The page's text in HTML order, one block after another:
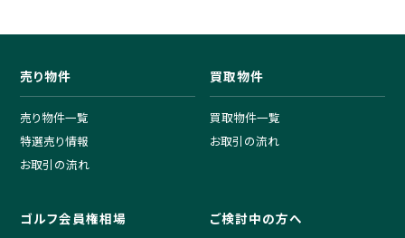
売り物件
売り物件一覧
特選売り情報
お取引の流れ
買取物件
買取物件一覧
お取引の流れ
ゴルフ会員権相場 ご検討中の方へ